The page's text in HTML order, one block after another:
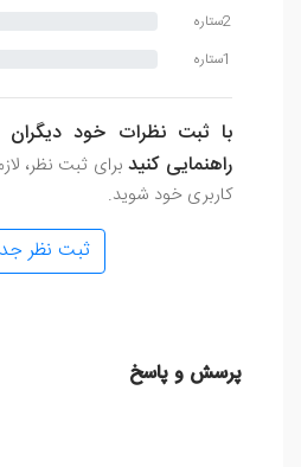
2ستاره
1ستاره
با ثبت نظرات خود دیگران
راهنمایی کنید برای ثبت نظر،
کاربری خود شوید.
ثبت نظر
پرسش و پاسخ